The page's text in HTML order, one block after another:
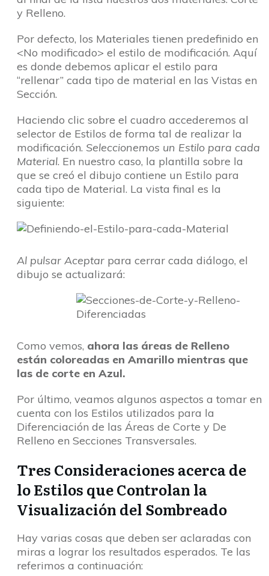
y Relleno.
Por defecto, los Materiales tienen predefinido en
<No modificado> el estilo de modificación. Aquí
es donde debemos aplicar el estilo para
“rellenar” cada tipo de material en las Vistas en
Sección.
Haciendo clic sobre el cuadro accederemos al
selector de Estilos de forma tal de realizar la
modificación. Seleccionemos un Estilo para cada
Material. En nuestro caso, la plantilla sobre la
que se creó el dibujo contiene un Estilo para
cada tipo de Material. La vista final es la
siguiente:
Al pulsar Aceptar para cerrar cada diálogo, el
dibujo se actualizará:
Como vemos, ahora las áreas de Relleno
están coloreadas en Amarillo mientras que
las de corte en Azul.
Por último, veamos algunos aspectos a tomar en
cuenta con los Estilos utilizados para la
Diferenciación de las Áreas de Corte y De
Relleno en Secciones Transversales.
Tres Consideraciones acerca de
lo Estilos que Controlan la
Visualización del Sombreado
Hay varias cosas que deben ser aclaradas con
miras a lograr los resultados esperados. Te las
referimos a continuación: